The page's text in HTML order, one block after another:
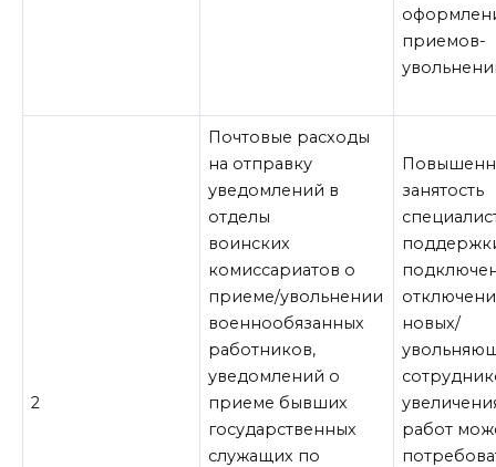
приемов-
2
Почтовые расходы
на отправку
уведомлений в
отделы
воинских
комиссариатов о
приеме/увольнении
военнообязанных
работников,
уведомлений о
приеме бывших
государственных
служащих по
занятость
новых/
работ